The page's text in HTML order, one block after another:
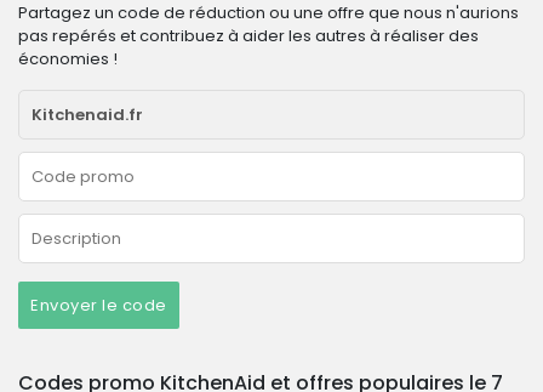
Partagez un code de réduction ou une offre que nous n'aurions
pas repérés et contribuez à aider les autres à réaliser des
économies !
Envoyer le code
Codes promo KitchenAid et offres populaires le 7